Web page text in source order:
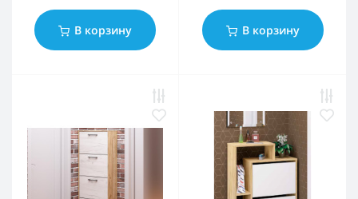
В корзину В корзину